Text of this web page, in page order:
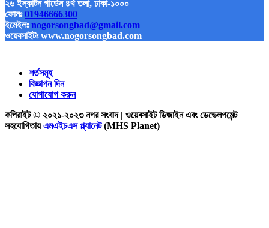
২৬ ইস্কাটন গার্ডেন ৪র্থ তলা, ঢাকা-১০০০
ফোনঃ01946666300
ইমেইলঃnogorsongbad@gmail.com
ওয়েবসাইটঃ www.nogorsongbad.com
শর্তসমূহ
বিজ্ঞাপন দিন
যোগাযোগ করুন
কপিরাইট © ২০২১-২০২৩ নগর সংবাদ | ওয়েবসাইট ডিজাইন এবং ডেভেলপমেন্ট
সহযোগিতায়এমএইচএস প্ল্যানেট(MHS Planet)